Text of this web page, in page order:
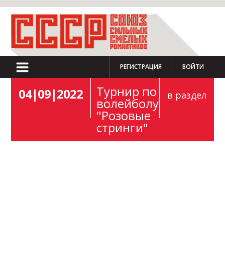
РЕГИСТРАЦИЯ ВОЙТИ
04|09|2022 в раздел
Турнир по
волейболу
"Розовые
стринги"